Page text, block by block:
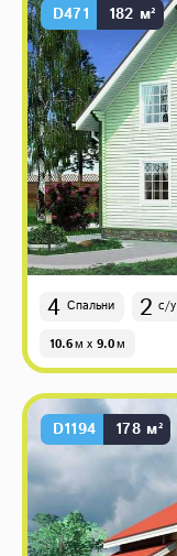
D471 182 м²
4 Спальни 2 с/у
10.6м x 9.0м
D1194 178 м²